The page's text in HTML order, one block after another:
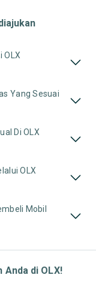
OLX
Yang Sesuai
Di OLX
OLX
Mobil
di OLX!